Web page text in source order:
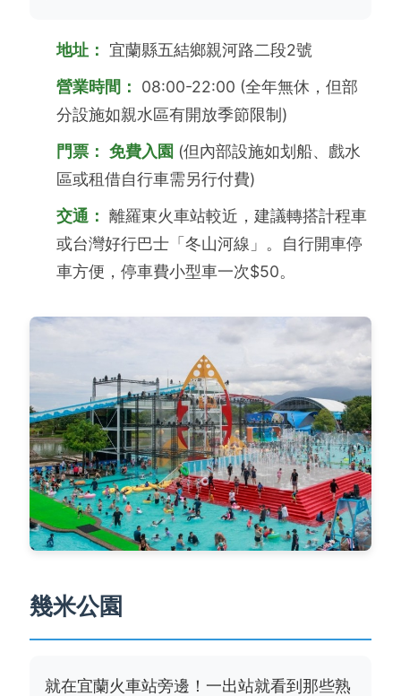
地址：
宜蘭縣五結鄉親河路二段2號
營業時間：
08:00-22:00 (全年無休，但部
分設施如親水區有開放季節限制)
門票： 免費入園 (但內部設施如划船、戲水
區或租借自行車需另行付費)
交通： 離羅東火車站較近，建議轉搭計程車
或台灣好行巴士「冬山河線」。自行開車停
車方便，停車費小型車一次$50。
幾米公園
就在宜蘭火車站旁邊！一出站就看到那些熟